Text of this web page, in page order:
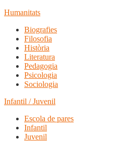
Humanitats
Biografies
Filosofia
Història
Literatura
Pedagogia
Psicologia
Sociologia
Infantil / Juvenil
Escola de pares
Infantil
Juvenil